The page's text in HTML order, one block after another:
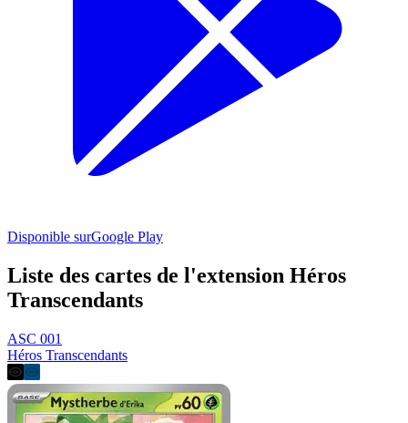
Disponible surGoogle Play
Liste des cartes de l'extension Héros
Transcendants
ASC 001
Héros Transcendants